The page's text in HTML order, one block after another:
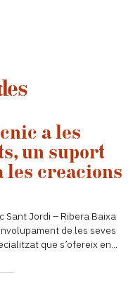
a les
un suport
les creacions
Sant Jordi – Ribera Baixa
de les seves
que s’ofereix en...